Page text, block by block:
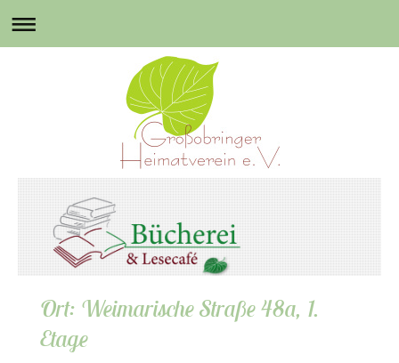
Ort: Weimarische Straße 48a, 1.
Etage